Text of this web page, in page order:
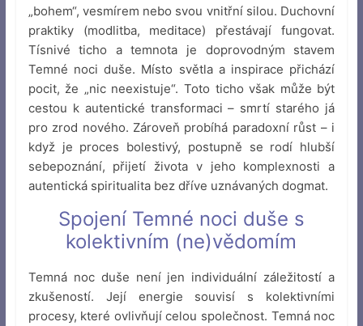
„bohem“, vesmírem nebo svou vnitřní silou. Duchovní
praktiky (modlitba, meditace) přestávají fungovat.
Tísnivé ticho a temnota je doprovodným stavem
Temné noci duše. Místo světla a inspirace přichází
pocit, že „nic neexistuje“. Toto ticho však může být
cestou k autentické transformaci – smrtí starého já
pro zrod nového. Zároveň probíhá paradoxní růst – i
když je proces bolestivý, postupně se rodí hlubší
sebepoznání, přijetí života v jeho komplexnosti a
autentická spiritualita bez dříve uznávaných dogmat.
Spojení Temné noci duše s
kolektivním (ne)vědomím
Temná noc duše není jen individuální záležitostí a
zkušeností. Její energie souvisí s kolektivními
procesy, které ovlivňují celou společnost. Temná noc